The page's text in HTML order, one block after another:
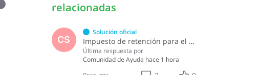
relacionadas
CS
Solución oficial
Impuesto de retención para el pago por licencia de software y soporte de software ?
Última respuesta por
Comunidad de Ayuda hace 1 hora